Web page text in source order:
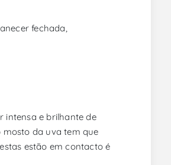
fechada,
intensa e brilhante de
mosto da uva tem que
estão em contacto é